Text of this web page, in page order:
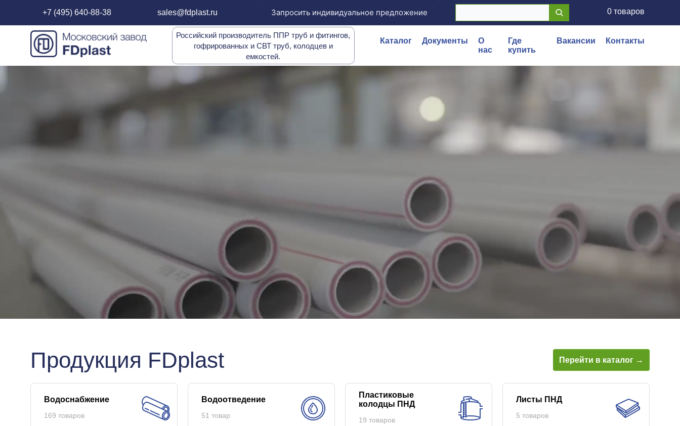
+7 (495) 640-88-38 sales@fdplast.ru Запросить индивидуальное предложение 0 товаров
Российский производитель ППР труб и фитингов,
гофрированных и СВТ труб, колодцев и
емкостей.
Каталог Документы
О
нас
Где
купить
Вакансии Контакты
Продукция FDplast Перейти в каталог →
Водоснабжение
169 товаров
Водоотведение
51 товар
Пластиковые
колодцы ПНД
19 товаров
Листы ПНД
5 товаров